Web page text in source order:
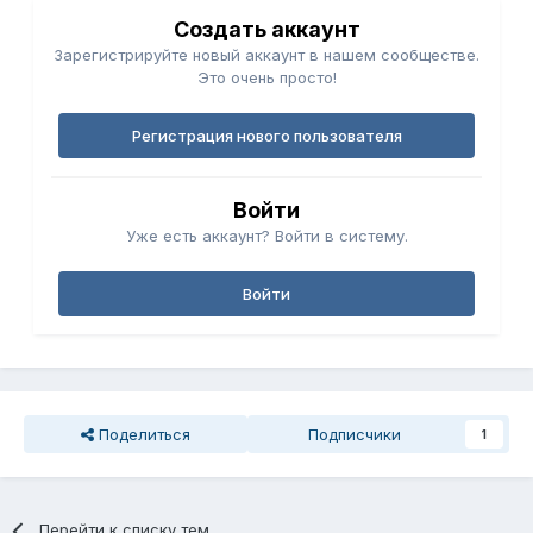
Создать аккаунт
Зарегистрируйте новый аккаунт в нашем сообществе.
Это очень просто!
Регистрация нового пользователя
Войти
Уже есть аккаунт? Войти в систему.
Войти
Поделиться Подписчики 1